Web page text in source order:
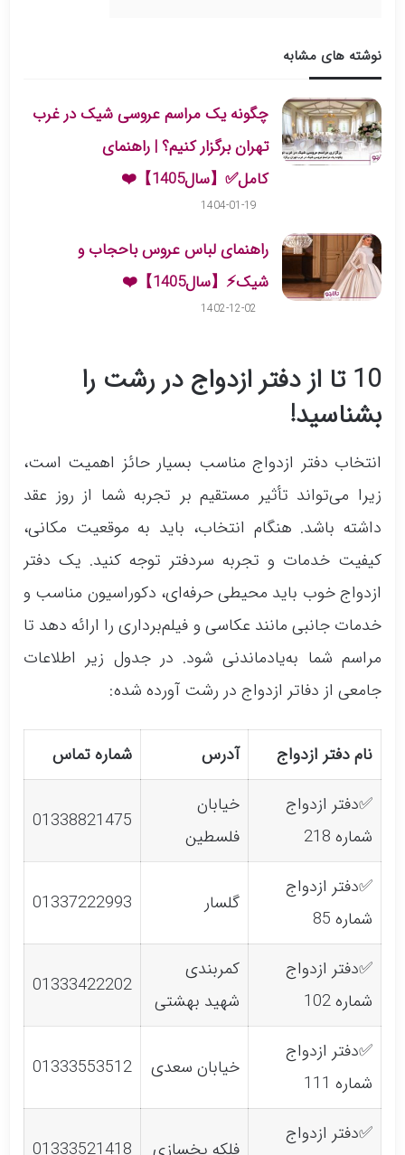
نوشته های مشابه
چگونه یک مراسم عروسی شیک در غرب
تهران برگزار کنیم؟ | راهنمای
کامل✅【سال1405】❤️
1404-01-19
راهنمای لباس عروس باحجاب و
شیک⚡️【سال1405】❤️
1402-12-02
10 تا از دفتر ازدواج در رشت را
بشناسید!
انتخاب دفتر ازدواج مناسب بسیار حائز اهمیت است،
زیرا می‌تواند تأثیر مستقیم بر تجربه شما از روز عقد
داشته باشد. هنگام انتخاب، باید به موقعیت مکانی،
کیفیت خدمات و تجربه سردفتر توجه کنید. یک دفتر
ازدواج خوب باید محیطی حرفه‌ای، دکوراسیون مناسب و
خدمات جانبی مانند عکاسی و فیلم‌برداری را ارائه دهد تا
مراسم شما به‌یادماندنی شود. در جدول زیر اطلاعات
جامعی از دفاتر ازدواج در رشت آورده شده:
نام دفتر ازدواج آدرس
شماره تماس
✅دفتر ازدواج
شماره 218
خیابان
فلسطین
01338821475
✅دفتر ازدواج
شماره 85
گلسار 01337222993
✅دفتر ازدواج
شماره 102
کمربندی
شهید بهشتی
01333422202
✅دفتر ازدواج
شماره 111
خیابان سعدی 01333553512
✅دفتر ازدواج
فلکه یخسازی 01333521418